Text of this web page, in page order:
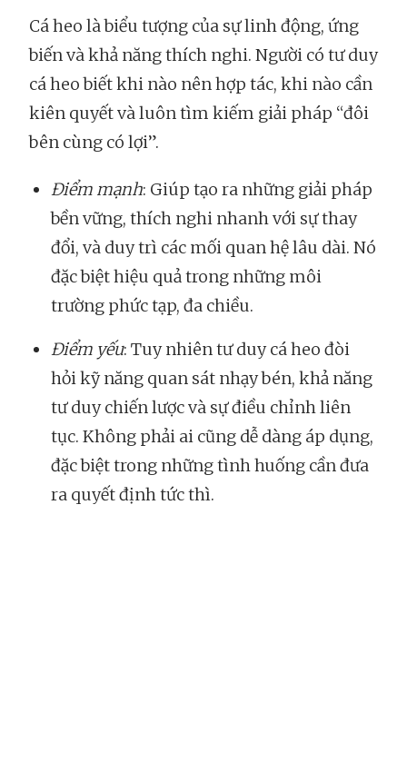
Cá heo là biểu tượng của sự linh động, ứng
biến và khả năng thích nghi. Người có tư duy
cá heo biết khi nào nên hợp tác, khi nào cần
kiên quyết và luôn tìm kiếm giải pháp “đôi
bên cùng có lợi”.
Điểm mạnh: Giúp tạo ra những giải pháp
bền vững, thích nghi nhanh với sự thay
đổi, và duy trì các mối quan hệ lâu dài. Nó
đặc biệt hiệu quả trong những môi
trường phức tạp, đa chiều.
Điểm yếu: Tuy nhiên tư duy cá heo đòi
hỏi kỹ năng quan sát nhạy bén, khả năng
tư duy chiến lược và sự điều chỉnh liên
tục. Không phải ai cũng dễ dàng áp dụng,
đặc biệt trong những tình huống cần đưa
ra quyết định tức thì.